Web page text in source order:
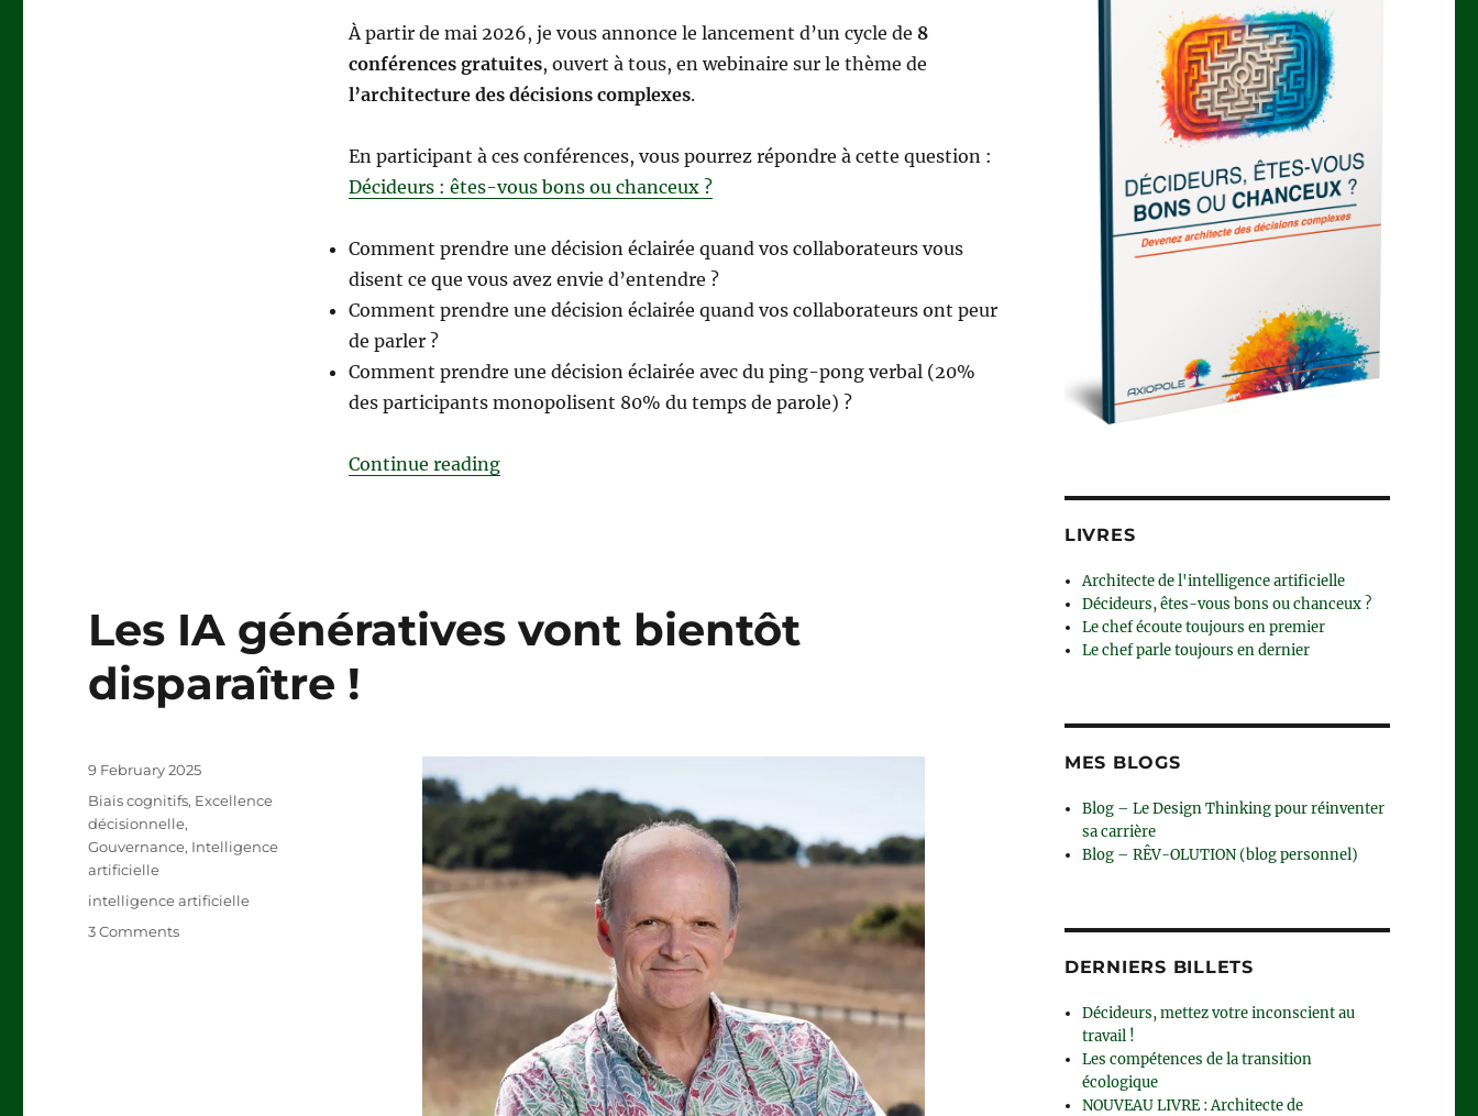
À partir de mai 2026, je vous annonce le lancement d’un cycle de 8
conférences gratuites, ouvert à tous, en webinaire sur le thème de
l’architecture des décisions complexes.
En participant à ces conférences, vous pourrez répondre à cette question :
Décideurs : êtes-vous bons ou chanceux ?
Comment prendre une décision éclairée quand vos collaborateurs vous
disent ce que vous avez envie d’entendre ?
Comment prendre une décision éclairée quand vos collaborateurs ont peur
de parler ?
Comment prendre une décision éclairée avec du ping-pong verbal (20%
des participants monopolisent 80% du temps de parole) ?
Continue reading“Prochaines conférences : Devenez architecte des décisions complexes !”
Les IA génératives vont bientôt
disparaître !
Posted
on
9 February 2025
Categories
Biais cognitifs, Excellence
décisionnelle,
Gouvernance, Intelligence
artificielle
Tags
intelligence artificielle
3 Commentson
LIVRES
Architecte de l'intelligence artificielle
Décideurs, êtes-vous bons ou chanceux ?
Le chef écoute toujours en premier
Le chef parle toujours en dernier
MES BLOGS
Blog – Le Design Thinking pour réinventer
sa carrière
Blog – RÊV-OLUTION (blog personnel)
DERNIERS BILLETS
Décideurs, mettez votre inconscient au
travail !
Les compétences de la transition
écologique
NOUVEAU LIVRE : Architecte de